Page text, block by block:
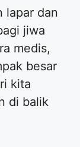
lapar dan
jiwa
medis,
besar
kita
di balik